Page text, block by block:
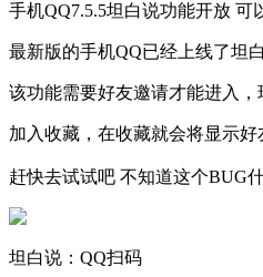
手机QQ7.5.5坦白说功能开放 可
最新版的手机QQ已经上线了坦
该功能需要好友邀请才能进入
加入收藏，在收藏就会将显示好
赶快去试试吧 不知道这个BUG
坦白说：QQ扫码